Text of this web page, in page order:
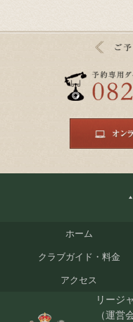
ホーム
クラブガイド・料金
アクセス
リージ
（運営